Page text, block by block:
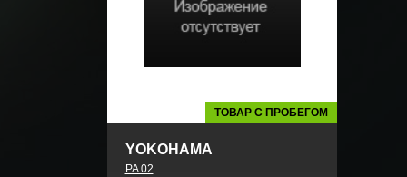
ТОВАР С ПРОБЕГОМ
YOKOHAMA
PA 02